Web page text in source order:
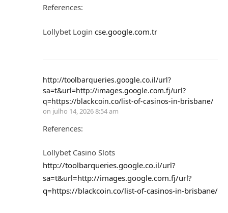
References:
Lollybet Login cse.google.com.tr
http://toolbarqueries.google.co.il/url?
sa=t&url=http://images.google.com.fj/url?
q=https://blackcoin.co/list-of-casinos-in-brisbane/
on julho 14, 2026 8:54 am
References:
Lollybet Casino Slots
http://toolbarqueries.google.co.il/url?
sa=t&url=http://images.google.com.fj/url?
q=https://blackcoin.co/list-of-casinos-in-brisbane/